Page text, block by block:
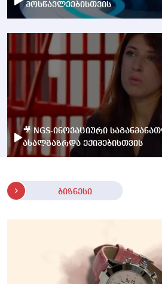
მოსწავლეებისთვის
🎥 NGS-ინოვაციური
ახალგაზრდა ექიმებისთვის
ბიზნესი